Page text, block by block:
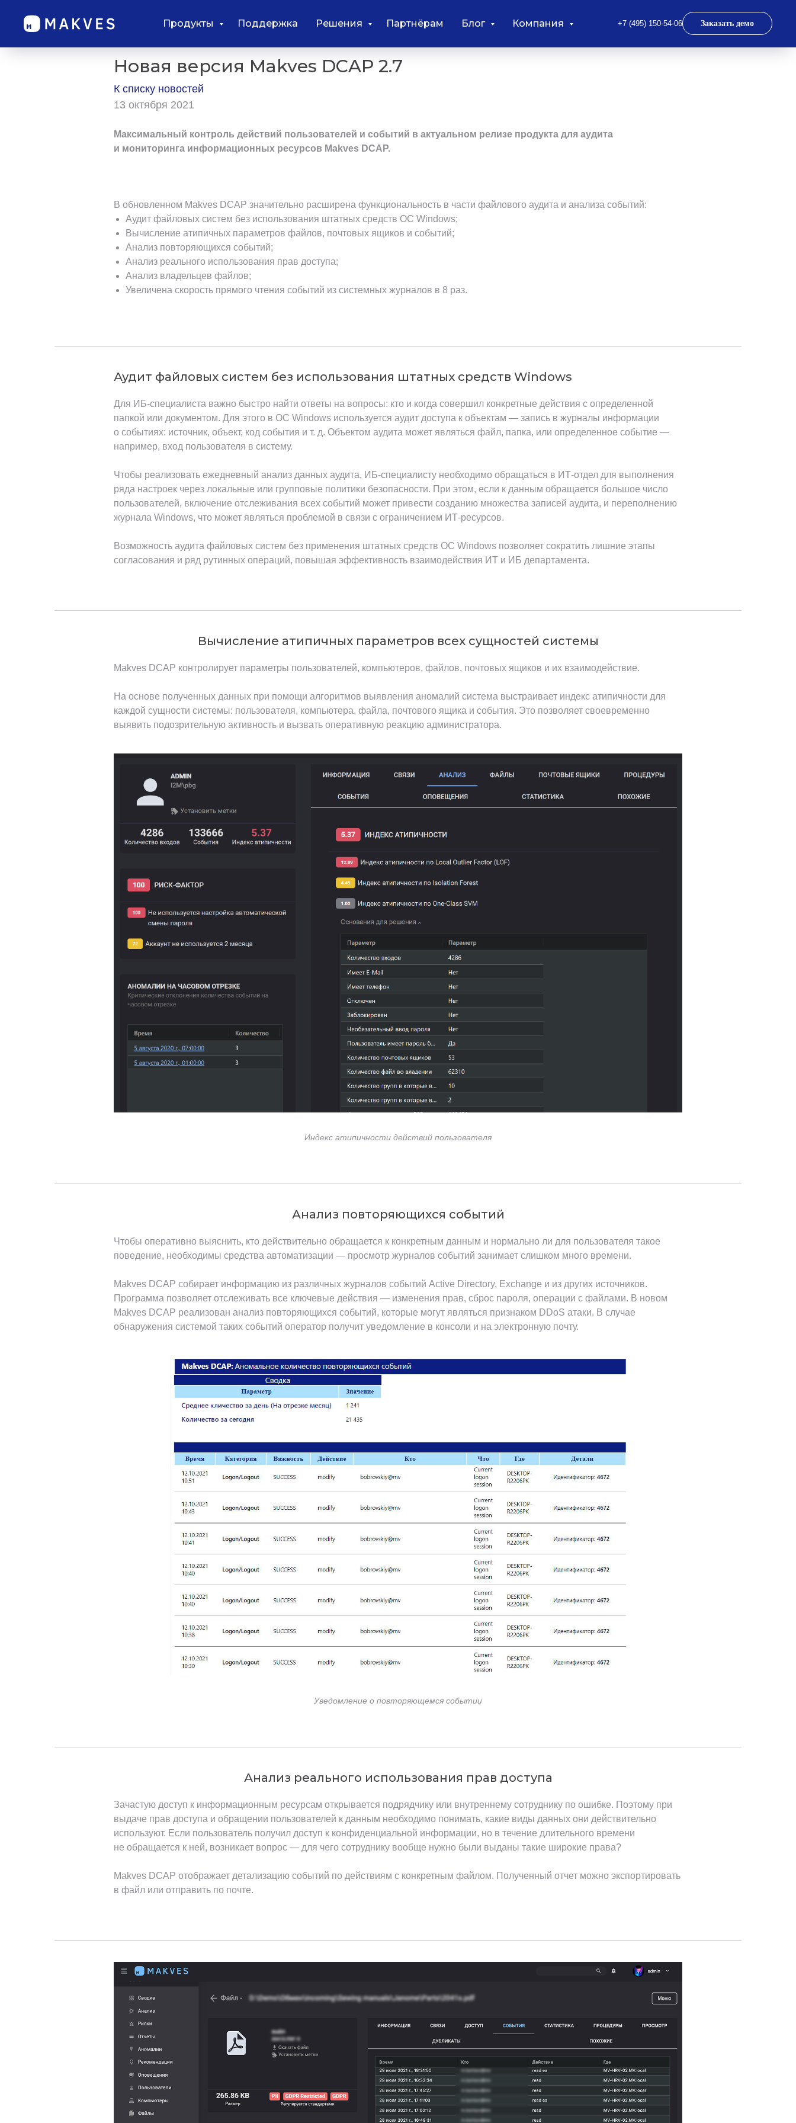
Продукты Поддержка Решения Партнёрам Блог Компания +7 (495) 150-54-06 Заказать демо
Новая версия Makves DCAP 2.7
К списку новостей
13 октября 2021
Максимальный контроль действий пользователей и событий в актуальном релизе продукта для аудита
и мониторинга информационных ресурсов Makves DCAP.
В обновленном Makves DCAP значительно расширена функциональность в части файлового аудита и анализа событий:
Аудит файловых систем без использования штатных средств ОС Windows;
Вычисление атипичных параметров файлов, почтовых ящиков и событий;
Анализ повторяющихся событий;
Анализ реального использования прав доступа;
Анализ владельцев файлов;
Увеличена скорость прямого чтения событий из системных журналов в 8 раз.
Аудит файловых систем без использования штатных средств Windows
Для ИБ-специалиста важно быстро найти ответы на вопросы: кто и когда совершил конкретные действия с определенной
папкой или документом. Для этого в ОС Windows используется аудит доступа к объектам — запись в журналы информации
о событиях: источник, объект, код события и т. д. Объектом аудита может являться файл, папка, или определенное событие —
например, вход пользователя в систему.
Чтобы реализовать ежедневный анализ данных аудита, ИБ-специалисту необходимо обращаться в ИТ-отдел для выполнения
ряда настроек через локальные или групповые политики безопасности. При этом, если к данным обращается большое число
пользователей, включение отслеживания всех событий может привести созданию множества записей аудита, и переполнению
журнала Windows, что может являться проблемой в связи с ограничением ИТ-ресурсов.
Возможность аудита файловых систем без применения штатных средств ОС Windows позволяет сократить лишние этапы
согласования и ряд рутинных операций, повышая эффективность взаимодействия ИТ и ИБ департамента.
Вычисление атипичных параметров всех сущностей системы
Makves DCAP контролирует параметры пользователей, компьютеров, файлов, почтовых ящиков и их взаимодействие.
На основе полученных данных при помощи алгоритмов выявления аномалий система выстраивает индекс атипичности для
каждой сущности системы: пользователя, компьютера, файла, почтового ящика и события. Это позволяет своевременно
выявить подозрительную активность и вызвать оперативную реакцию администратора.
Индекс атипичности действий пользователя
Анализ повторяющихся событий
Чтобы оперативно выяснить, кто действительно обращается к конкретным данным и нормально ли для пользователя такое
поведение, необходимы средства автоматизации — просмотр журналов событий занимает слишком много времени.
Makves DCAP собирает информацию из различных журналов событий Active Directory, Exchange и из других источников.
Программа позволяет отслеживать все ключевые действия — изменения прав, сброс пароля, операции с файлами. В новом
Makves DCAP реализован анализ повторяющихся событий, которые могут являться признаком DDoS атаки. В случае
обнаружения системой таких событий оператор получит уведомление в консоли и на электронную почту.
Уведомление о повторяющемся событии
Анализ реального использования прав доступа
Зачастую доступ к информационным ресурсам открывается подрядчику или внутреннему сотруднику по ошибке. Поэтому при
выдаче прав доступа и обращении пользователей к данным необходимо понимать, какие виды данных они действительно
используют. Если пользователь получил доступ к конфиденциальной информации, но в течение длительного времени
не обращается к ней, возникает вопрос — для чего сотруднику вообще нужно были выданы такие широкие права?
Makves DCAP отображает детализацию событий по действиям с конкретным файлом. Полученный отчет можно экспортировать
в файл или отправить по почте.